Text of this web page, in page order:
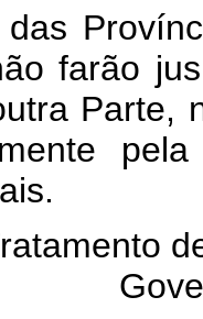
das
farão
Parte,